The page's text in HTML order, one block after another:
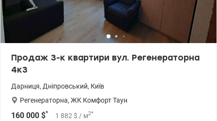
Продаж 3-к квартири вул. Регенераторна
4к3
Дарниця, Дніпровський, Київ
Регенераторна, ЖК Комфорт Таун
160 000 $* 1 882 $ / м2*